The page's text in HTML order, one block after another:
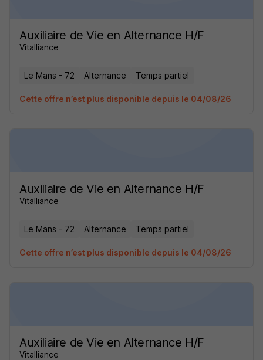
Auxiliaire de Vie en Alternance H/F
Vitalliance
Le Mans - 72 Alternance Temps partiel
Cette offre n’est plus disponible depuis le 04/08/26
Auxiliaire de Vie en Alternance H/F
Vitalliance
Le Mans - 72 Alternance Temps partiel
Cette offre n’est plus disponible depuis le 04/08/26
Auxiliaire de Vie en Alternance H/F
Vitalliance